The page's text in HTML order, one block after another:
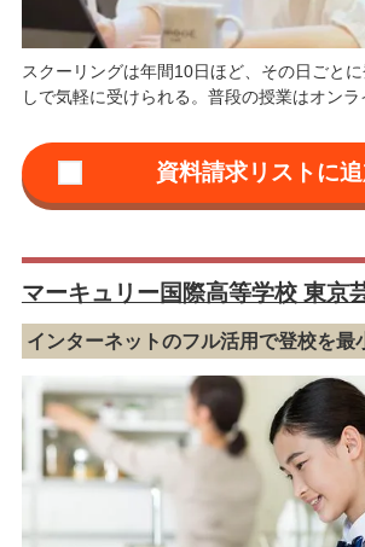
スクーリングは年間10日ほど、その日ごと
しで気軽に受けられる。普段の授業はオンラ
マーキュリー国際高等学校 東京
インターネットのフル活用で登校を最